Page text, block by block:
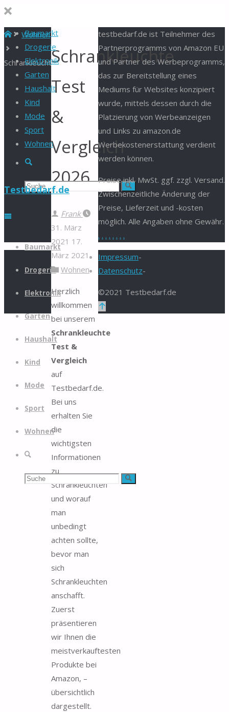
Baumarkt
Drogerie
Elektronik
Garten
Haushalt
Kind
Mode
Sport
Wohnen
Suche
Suchen Suche
Testbedarf.de
Zum
springen
Baumarkt
Drogerie
Elektronik
Garten
Haushalt
Kind
Mode
Sport
Wohnen
Suche
Suchen Suche
StartWohnen
SchrankleuchteSchrankleuchte
Test
&
Vergleich
2026
Frank
31. März
2021 17.
März 2021
Wohnen
Herzlich
willkommen
bei unserem
Schrankleuchte
Test &
Vergleich
auf
Testbedarf.de.
Bei uns
erhalten Sie
die
wichtigsten
Informationen
zu
Schrankleuchten
und worauf
man
unbedingt
achten sollte,
bevor man
sich
Schrankleuchten
anschafft.
Zuerst
präsentieren
wir Ihnen die
meistverkauftesten
Produkte bei
Amazon, –
übersichtlich
dargestellt.
testbedarf.de ist Teilnehmer des
Partnerprogramms von Amazon EU
und Partner des Werbeprogramms,
das zur Bereitstellung eines
Mediums für Websites konzipiert
wurde, mittels dessen durch die
Platzierung von Werbeanzeigen
und Links zu amazon.de
Werbekostenerstattung verdient
werden können.
Preise inkl. MwSt. ggf. zzgl. Versand.
Zwischenzeitliche Änderung der
Preise, Lieferzeit und -kosten
möglich. Alle Angaben ohne Gewähr.
. . . . . . . .
Impressum-
Datenschutz-
©2021 Testbedarf.de
Zurück
oben